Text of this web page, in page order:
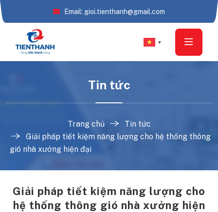
Email: gioi.tienthanh@gmail.com
▼
Tin tức
Trang chủ
Tin tức
Giải pháp tiết kiệm năng lượng cho hệ thống thông
gió nhà xưởng hiện đại
Giải pháp tiết kiệm năng lượng cho
hệ thống thông gió nhà xưởng hiện